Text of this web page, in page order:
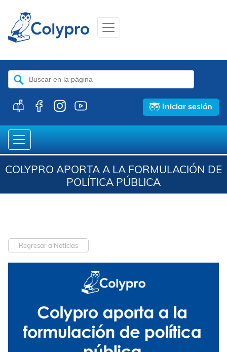
Buscar:
Iniciar sesión
COLYPRO APORTA A LA FORMULACIÓN DE
POLÍTICA PÚBLICA
Regresar a Noticias